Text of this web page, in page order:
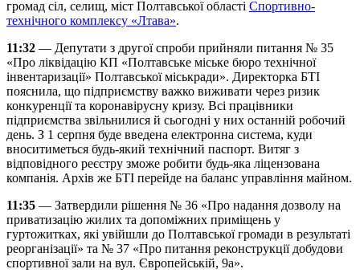
громад сіл, селищ, міст Полтавської області Спортивно-
технічного комплексу «Лтава».
11:32 — Депутати з другої спроби прийняли питання № 35
«Про ліквідацію КП «Полтавське міське бюро технічної
інвентаризації» Полтавської міськради». Директорка БТІ
пояснила, що підприємству важко виживати через ризик
конкуренції та коронавірусну кризу. Всі працівники
підприємства звільнилися й сьогодні у них останній робочий
день. З 1 серпня буде введена електронна система, куди
вноситиметься будь-який технічний паспорт. Витяг з
відповідного реєстру зможе робити будь-яка ліцензована
компанія. Архів же БТІ перейде на баланс управління майном.
11:35 — Затвердили рішення № 36 «Про надання дозволу на
приватизацію жилих та допоміжних приміщень у
гуртожитках, які увійшли до Полтавської громади в результаті
реорганізації» та № 37 «Про питання реконструкції добудови
спортивної зали на вул. Європейській, 9а».